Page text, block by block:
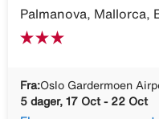
Palmanova, Mallorca,
Fra:Oslo Gardermoen
5 dager, 17 Oct - 22 Oct